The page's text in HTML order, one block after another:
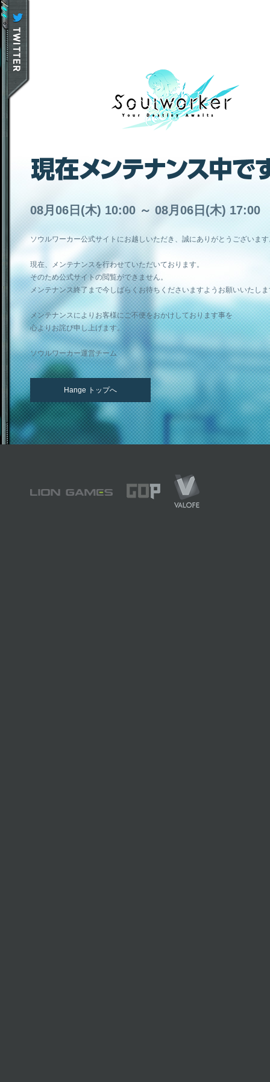
08月06日(木) 10:00 ～ 08月06日(木) 17:00
ソウルワーカー公式サイトにお越しいただき、誠にありがとうございま
現在、メンテナンスを行わせていただいております。
そのため公式サイトの閲覧ができません。
メンテナンス終了まで今しばらくお待ちくださいますようお願いいたし
メンテナンスによりお客様にご不便をおかけしております事を
心よりお詫び申し上げます。
ソウルワーカー運営チーム
Hange トップへ